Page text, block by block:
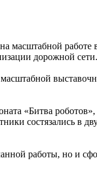
дорожной сети.
«Битва
состязались в
работы, но и